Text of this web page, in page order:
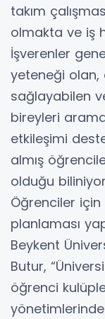
takım
olmakta ve iş
İşverenler
yeteneği olan,
sağlayabilen
bireyleri
etkileşimi
almış
olduğu
Öğrenciler
planlaması
Beykent
Butur,
öğrenci